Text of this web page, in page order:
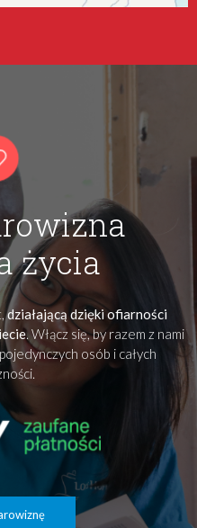
życia
działającą dzięki ofiarności
. Włącz się, by razem z nami
osób i całych